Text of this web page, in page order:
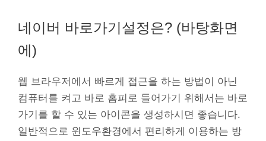
네이버 바로가기설정은? (바탕화면
에)
웹 브라우저에서 빠르게 접근을 하는 방법이 아닌
컴퓨터를 켜고 바로 홈피로 들어가기 위해서는 바로
가기를 할 수 있는 아이콘을 생성하시면 좋습니다.
일반적으로 윈도우환경에서 편리하게 이용하는 방